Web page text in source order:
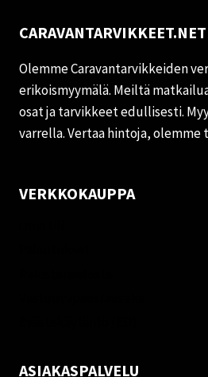
CARAVANTARVIKKEET.NET
Olemme Caravantarvikkeiden
erikoismyymälä. Meiltä
osat ja tarvikkeet edullisesti.
varrella. Vertaa hintoja,
VERKKOKAUPPA
ASIAKASPALVELU